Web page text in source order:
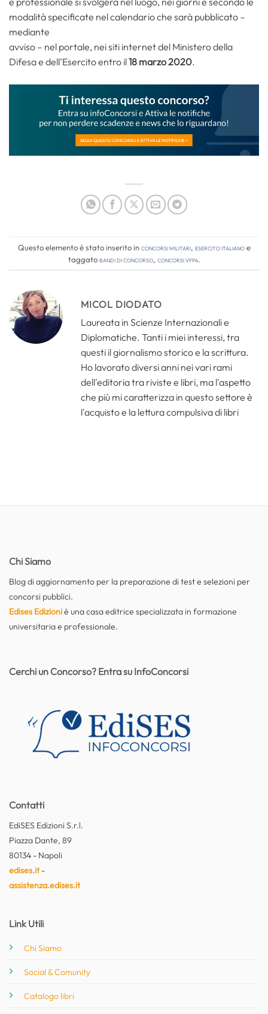
modalità specificate nel calendario che sarà pubblicato –
mediante
avviso – nel portale, nei siti internet del Ministero della
Difesa e dell’Esercito entro il18 marzo 2020.
Questo elemento è stato inserito inConcorsi Militari, Esercito Italianoe
taggatobandi di concorso, concorsi vfp4.
MICOL DIODATO
Laureata in Scienze Internazionali e
Diplomatiche. Tanti i miei interessi, tra
questi il giornalismo storico e la scrittura.
Ho lavorato diversi anni nei vari rami
dell'editoria tra riviste e libri, ma l'aspetto
che più mi caratterizza in questo settore è
l'acquisto e la lettura compulsiva di libri
Chi Siamo
Blog di aggiornamento per la preparazione di test e selezioni per
concorsi pubblici.
Edises Edizioniè una casa editrice specializzata in formazione
universitaria e professionale.
Contatti
EdiSES Edizioni S.r.l.
Piazza Dante, 89
80134 - Napoli
edises.it-
assistenza.edises.it
Link Utili
Chi Siamo
Social & Comunity
Catalogo libri
Cerchi un Concorso? Entra su InfoConcorsi